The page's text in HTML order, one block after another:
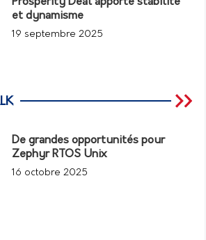
et dynamisme
19 septembre 2025
De grandes opportunités pour
Zephyr RTOS Unix
16 octobre 2025